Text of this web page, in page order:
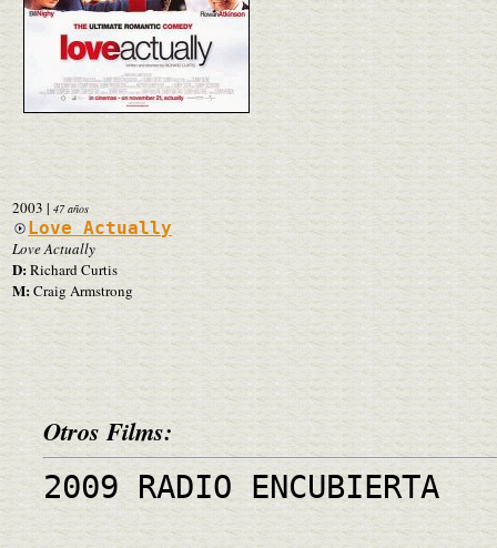
2003 | 47 años
Love Actually
Love Actually
D:Richard Curtis
M:Craig Armstrong
Otros Films:
2009 RADIO ENCUBIERTA